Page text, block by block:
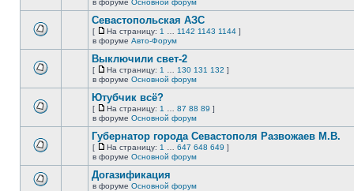
непрочитанных
сообщений.
этой
непрочитанных
сообщений.
страницу
в форуме Основной форум
этой
непрочитанных
сообщений.
Севастопольская АЗС
[
На
страницу
На страницу: 1 1142 1143 1144 ]
в форуме Авто-Форум
этой
непрочитанных
сообщений.
Выключили свет-2
[
На
страницу
На страницу: 1 130 131 132 ]
в форуме Основной форум
этой
непрочитанных
сообщений.
Ютубчик всё?
[
На
страницу
На страницу: 1 87 88 89 ]
в форуме Основной форум
этой
Губернатор города Севастополя Развожаев М.В.
[
На
страницу
На страницу: 1 647 648 649 ]
в форуме Основной форум
Догазификация
в форуме Основной форум